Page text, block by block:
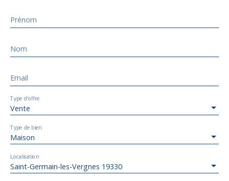
Prénom
Nom
Email
Vente
Type d'offre
Maison
Type de bien
Saint-Germain-les-Vergnes 19330
Localisation